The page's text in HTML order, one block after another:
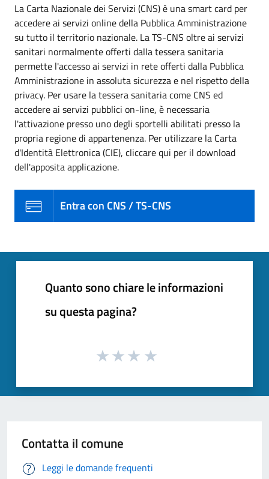
La Carta Nazionale dei Servizi (CNS) è una smart card per
accedere ai servizi online della Pubblica Amministrazione
su tutto il territorio nazionale. La TS-CNS oltre ai servizi
sanitari normalmente offerti dalla tessera sanitaria
permette l'accesso ai servizi in rete offerti dalla Pubblica
Amministrazione in assoluta sicurezza e nel rispetto della
privacy. Per usare la tessera sanitaria come CNS ed
accedere ai servizi pubblici on-line, è necessaria
l'attivazione presso uno degli sportelli abilitati presso la
propria regione di appartenenza. Per utilizzare la Carta
d'Identità Elettronica (CIE), cliccare qui per il download
dell'apposita applicazione.
Entra con CNS / TS-CNS
Quanto sono chiare le informazioni
su questa pagina?
Contatta il comune
Leggi le domande frequenti